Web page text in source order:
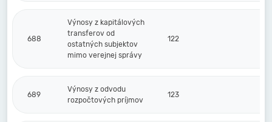
688
Výnosy z kapitálových
transferov od
ostatných subjektov
mimo verejnej správy
122
689
Výnosy z odvodu
rozpočtových príjmov
123